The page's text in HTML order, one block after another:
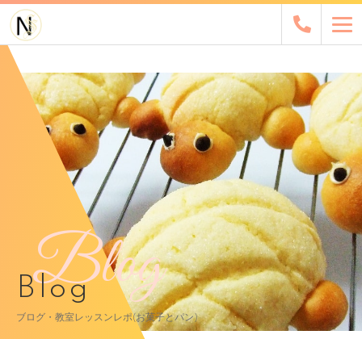
Blog
Blog
ブログ・教室レッスンレポ(お菓子とパン)